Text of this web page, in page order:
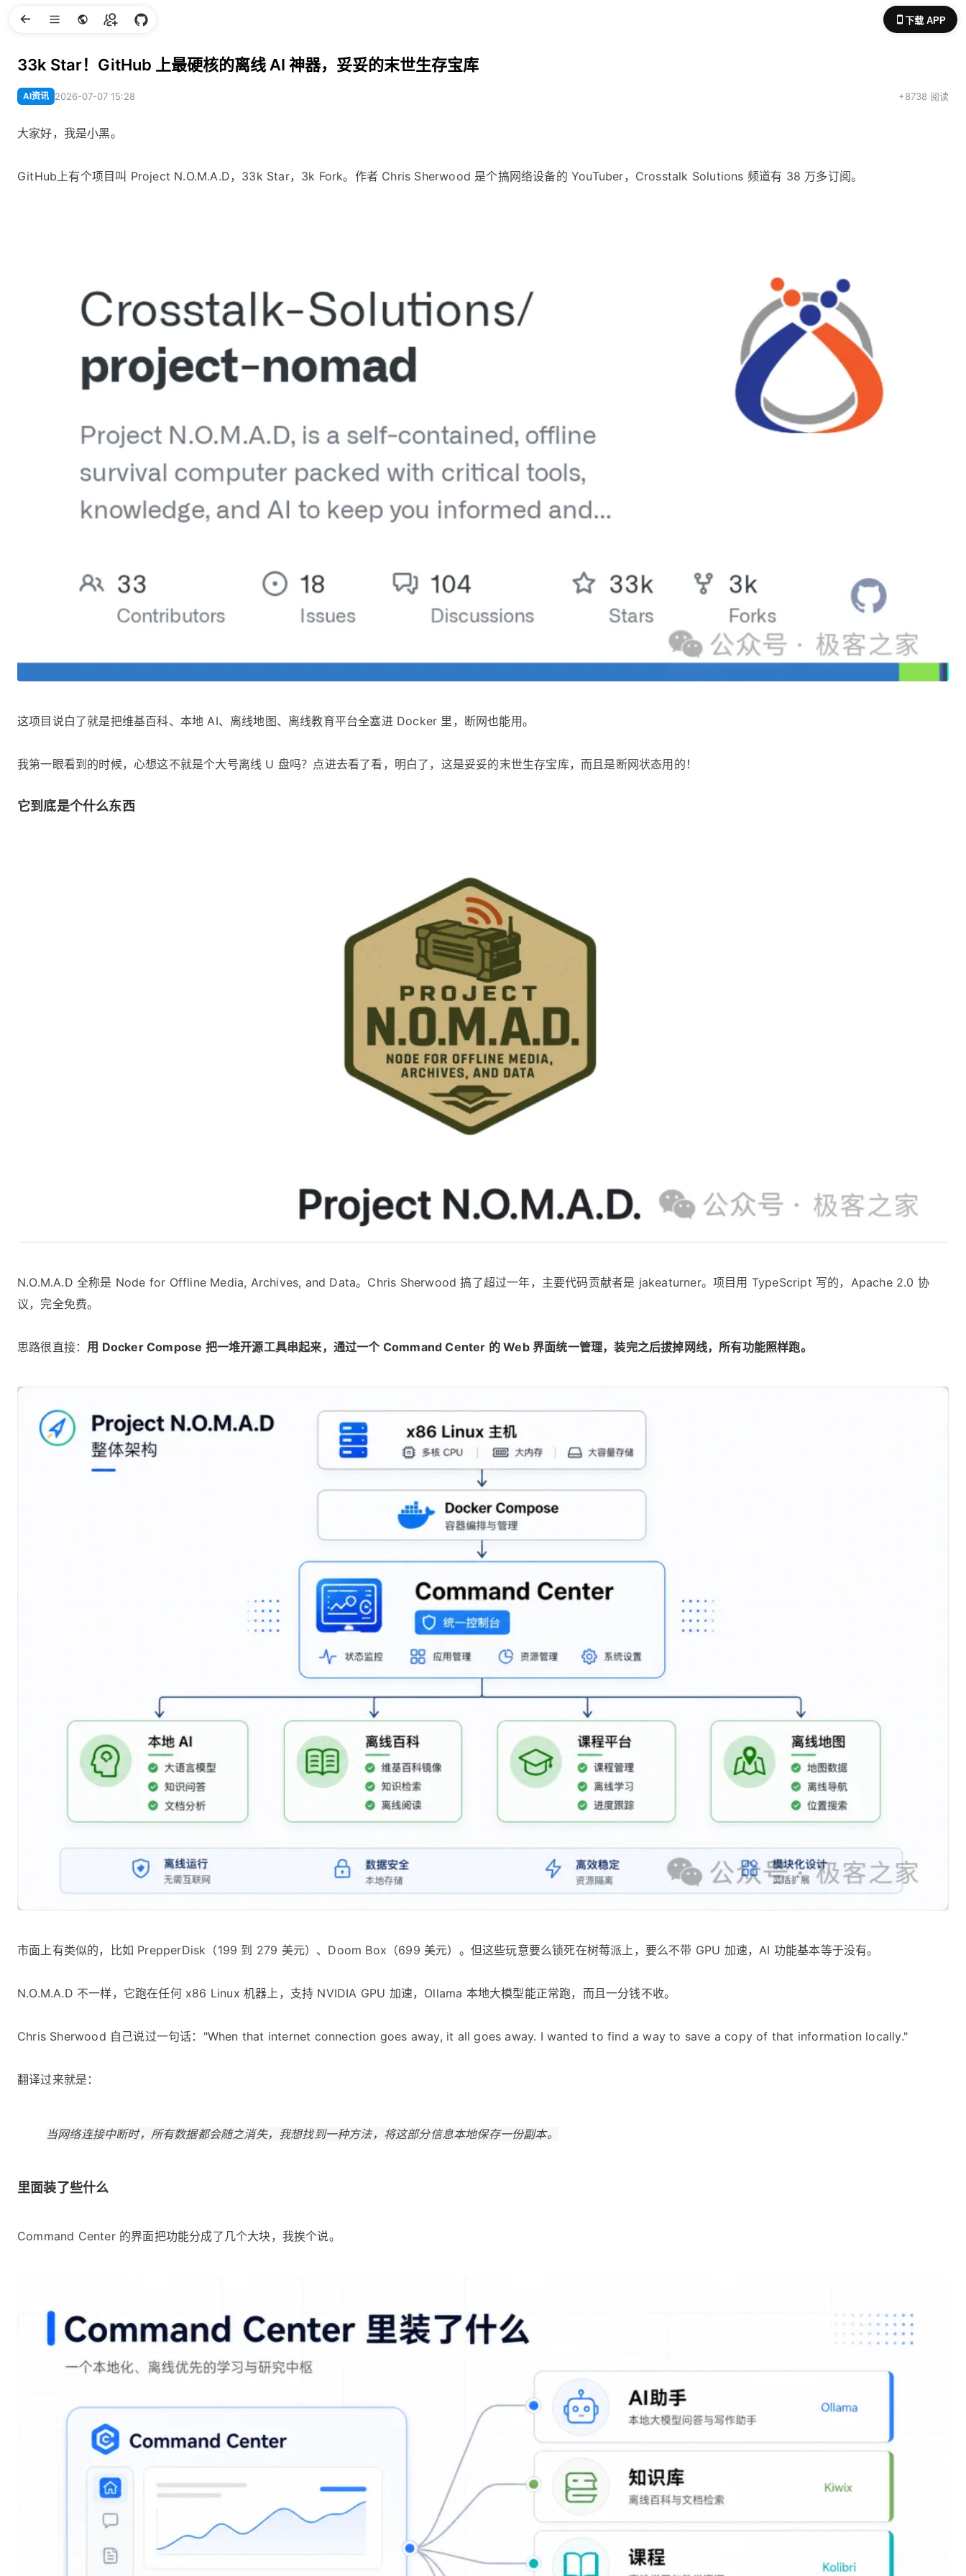
下载 APP
33k Star！GitHub 上最硬核的离线 AI 神器，妥妥的末世生存宝库
AI资讯 2026-07-07 15:28 +8738 阅读
大家好，我是小黑。
GitHub上有个项目叫 Project N.O.M.A.D，33k Star，3k Fork。作者 Chris Sherwood 是个搞网络设备的 YouTuber，Crosstalk Solutions 频道有 38 万多订阅。
这项目说白了就是把维基百科、本地 AI、离线地图、离线教育平台全塞进 Docker 里，断网也能用。
我第一眼看到的时候，心想这不就是个大号离线 U 盘吗？点进去看了看，明白了，这是妥妥的末世生存宝库，而且是断网状态用的！
它到底是个什么东西
N.O.M.A.D 全称是 Node for Offline Media, Archives, and Data。Chris Sherwood 搞了超过一年，主要代码贡献者是 jakeaturner。项目用 TypeScript 写的，Apache 2.0 协
议，完全免费。
思路很直接： 用 Docker Compose 把一堆开源工具串起来，通过一个 Command Center 的 Web 界面统一管理，装完之后拔掉网线，所有功能照样跑。
市面上有类似的，比如 PrepperDisk（199 到 279 美元）、Doom Box（699 美元）。但这些玩意要么锁死在树莓派上，要么不带 GPU 加速，AI 功能基本等于没有。
N.O.M.A.D 不一样，它跑在任何 x86 Linux 机器上，支持 NVIDIA GPU 加速，Ollama 本地大模型能正常跑，而且一分钱不收。
Chris Sherwood 自己说过一句话："When that internet connection goes away, it all goes away. I wanted to find a way to save a copy of that information locally."
翻译过来就是：
当网络连接中断时，所有数据都会随之消失，我想找到一种方法，将这部分信息本地保存一份副本。
里面装了些什么
Command Center 的界面把功能分成了几个大块，我挨个说。